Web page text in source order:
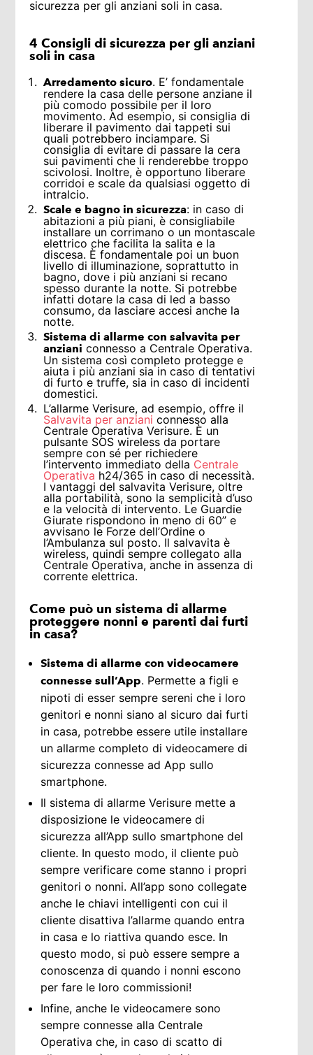
sicurezza per gli anziani soli in casa.
4 Consigli di sicurezza per gli anziani
soli in casa
Arredamento sicuro. E’ fondamentale
rendere la casa delle persone anziane il
più comodo possibile per il loro
movimento. Ad esempio, si consiglia di
liberare il pavimento dai tappeti sui
quali potrebbero inciampare. Si
consiglia di evitare di passare la cera
sui pavimenti che li renderebbe troppo
scivolosi. Inoltre, è opportuno liberare
corridoi e scale da qualsiasi oggetto di
intralcio.
Scale e bagno in sicurezza: in caso di
abitazioni a più piani, è consigliabile
installare un corrimano o un montascale
elettrico che facilita la salita e la
discesa. È fondamentale poi un buon
livello di illuminazione, soprattutto in
bagno, dove i più anziani si recano
spesso durante la notte. Si potrebbe
infatti dotare la casa di led a basso
consumo, da lasciare accesi anche la
notte.
Sistema di allarme con salvavita per
anziani connesso a Centrale Operativa.
Un sistema così completo protegge e
aiuta i più anziani sia in caso di tentativi
di furto e truffe, sia in caso di incidenti
domestici.
L’allarme Verisure, ad esempio, offre il
Salvavita per anziani connesso alla
Centrale Operativa Verisure. È un
pulsante SOS wireless da portare
sempre con sé per richiedere
l’intervento immediato della Centrale
Operativa h24/365 in caso di necessità.
I vantaggi del salvavita Verisure, oltre
alla portabilità, sono la semplicità d’uso
e la velocità di intervento. Le Guardie
Giurate rispondono in meno di 60’’ e
avvisano le Forze dell’Ordine o
l’Ambulanza sul posto. Il salvavita è
wireless, quindi sempre collegato alla
Centrale Operativa, anche in assenza di
corrente elettrica.
Come può un sistema di allarme
proteggere nonni e parenti dai furti
in casa?
Sistema di allarme con videocamere
connesse sull’App. Permette a figli e
nipoti di esser sempre sereni che i loro
genitori e nonni siano al sicuro dai furti
in casa, potrebbe essere utile installare
un allarme completo di videocamere di
sicurezza connesse ad App sullo
smartphone.
Il sistema di allarme Verisure mette a
disposizione le videocamere di
sicurezza all’App sullo smartphone del
cliente. In questo modo, il cliente può
sempre verificare come stanno i propri
genitori o nonni. All’app sono collegate
anche le chiavi intelligenti con cui il
cliente disattiva l’allarme quando entra
in casa e lo riattiva quando esce. In
questo modo, si può essere sempre a
conoscenza di quando i nonni escono
per fare le loro commissioni!
Infine, anche le videocamere sono
sempre connesse alla Centrale
Operativa che, in caso di scatto di